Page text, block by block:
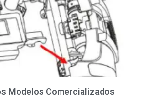
Modelos Comercializados